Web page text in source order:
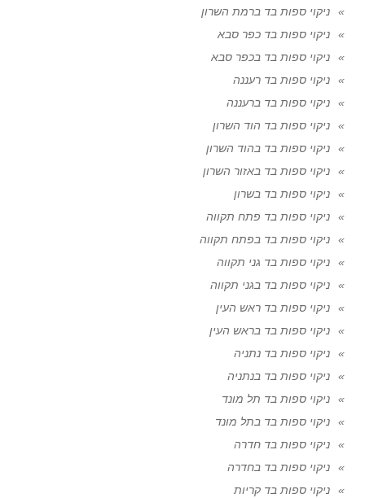
ניקוי ספות בד ברמת השרון
ניקוי ספות בד כפר סבא
ניקוי ספות בד בכפר סבא
ניקוי ספות בד רעננה
ניקוי ספות בד ברעננה
ניקוי ספות בד הוד השרון
ניקוי ספות בד בהוד השרון
ניקוי ספות בד באזור השרון
ניקוי ספות בד בשרון
ניקוי ספות בד פתח תקווה
ניקוי ספות בד בפתח תקווה
ניקוי ספות בד גני תקווה
ניקוי ספות בד בגני תקווה
ניקוי ספות בד ראש העין
ניקוי ספות בד בראש העין
ניקוי ספות בד נתניה
ניקוי ספות בד בנתניה
ניקוי ספות בד תל מונד
ניקוי ספות בד בתל מונד
ניקוי ספות בד חדרה
ניקוי ספות בד בחדרה
ניקוי ספות בד קריות